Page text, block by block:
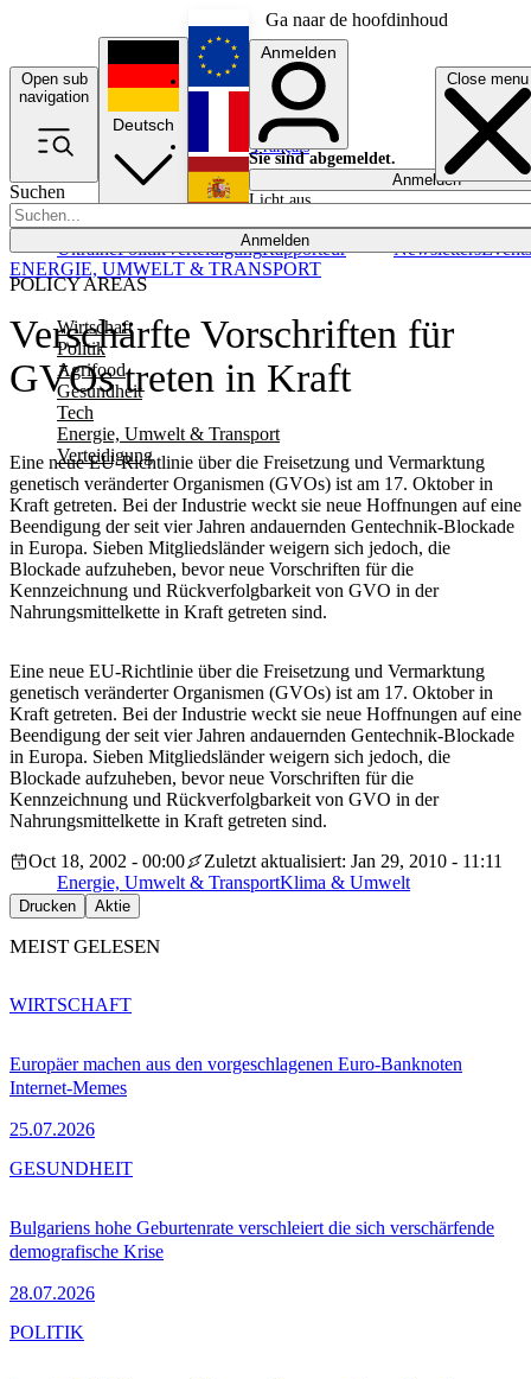
Ga naar de hoofdinhoud
Open sub
navigation
Close menu
Suchen
Anmelden
POLICY AREAS
Wirtschaft
Politik
Agrifood
Gesundheit
Tech
Energie, Umwelt & Transport
Verteidigung
UkrainePolitikVerteidigungRapporteur NewslettersEvents
Deutsch
English
Français
Anmelden
Sie sind abgemeldet.
Anmelden
Licht aus
Verschärfte Vorschriften für
GVOs treten in Kraft
Eine neue EU-Richtlinie über die Freisetzung und Vermarktung
genetisch veränderter Organismen (GVOs) ist am 17. Oktober in
Kraft getreten. Bei der Industrie weckt sie neue Hoffnungen auf eine
Beendigung der seit vier Jahren andauernden Gentechnik-Blockade
in Europa. Sieben Mitgliedsländer weigern sich jedoch, die
Blockade aufzuheben, bevor neue Vorschriften für die
Kennzeichnung und Rückverfolgbarkeit von GVO in der
Nahrungsmittelkette in Kraft getreten sind.
ENERGIE, UMWELT & TRANSPORT
Eine neue EU-Richtlinie über die Freisetzung und Vermarktung
genetisch veränderter Organismen (GVOs) ist am 17. Oktober in
Kraft getreten. Bei der Industrie weckt sie neue Hoffnungen auf eine
Beendigung der seit vier Jahren andauernden Gentechnik-Blockade
in Europa. Sieben Mitgliedsländer weigern sich jedoch, die
Blockade aufzuheben, bevor neue Vorschriften für die
Kennzeichnung und Rückverfolgbarkeit von GVO in der
Nahrungsmittelkette in Kraft getreten sind.
Oct 18, 2002 - 00:00
Zuletzt aktualisiert: Jan 29, 2010 - 11:11
Energie, Umwelt & TransportKlima & Umwelt
Drucken Aktie
MEIST GELESEN
Europäer machen aus den vorgeschlagenen Euro-Banknoten
Internet-Memes
25.07.2026
WIRTSCHAFT
Bulgariens hohe Geburtenrate verschleiert die sich verschärfende
demografische Krise
28.07.2026
GESUNDHEIT
POLITIK